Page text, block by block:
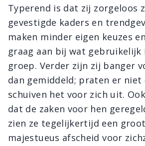
Typerend is dat zij zorgeloos
gevestigde kaders en
maken minder eigen keuzes
graag aan bij wat gebruikelijk
groep. Verder zijn zij banger
dan gemiddeld; praten er niet
schuiven het voor zich uit.
dat de zaken voor hen
zien ze tegelijkertijd een
majestueus afscheid voor